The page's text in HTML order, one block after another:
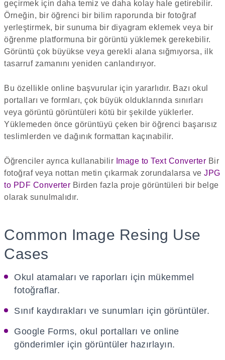
geçirmek için daha temiz ve daha kolay hale getirebilir.
Örneğin, bir öğrenci bir bilim raporunda bir fotoğraf
yerleştirmek, bir sunuma bir diyagram eklemek veya bir
öğrenme platformuna bir görüntü yüklemek gerekebilir.
Görüntü çok büyükse veya gerekli alana sığmıyorsa, ilk
tasarruf zamanını yeniden canlandırıyor.
Bu özellikle online başvurular için yararlıdır. Bazı okul
portalları ve formları, çok büyük olduklarında sınırları
veya görüntü görüntüleri kötü bir şekilde yüklerler.
Yüklemeden önce görüntüyü çeken bir öğrenci başarısız
teslimlerden ve dağınık formattan kaçınabilir.
Öğrenciler ayrıca kullanabilir Image to Text Converter Bir
fotoğraf veya nottan metin çıkarmak zorundalarsa ve JPG
to PDF Converter Birden fazla proje görüntüleri bir belge
olarak sunulmalıdır.
Common Image Resing Use
Cases
Okul atamaları ve raporları için mükemmel
fotoğraflar.
Sınıf kaydırakları ve sunumları için görüntüler.
Google Forms, okul portalları ve online
gönderimler için görüntüler hazırlayın.